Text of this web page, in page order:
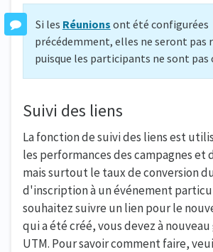
Si les Réunions ont été configurées
précédemment, elles ne seront pas
puisque les participants ne sont pas
Suivi des liens
La fonction de suivi des liens est
les performances des campagnes et
mais surtout le taux de conversion
d'inscription à un événement
souhaitez suivre un lien pour le
qui a été créé, vous devez à
UTM. Pour savoir comment faire,